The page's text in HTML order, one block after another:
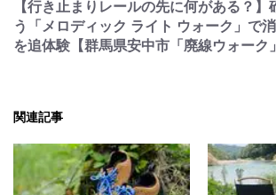
【行き止まりレールの先に何がある？
う「メロディック ライト ウォーク」で
を追体験【群馬県安中市「廃線ウォーク
関連記事